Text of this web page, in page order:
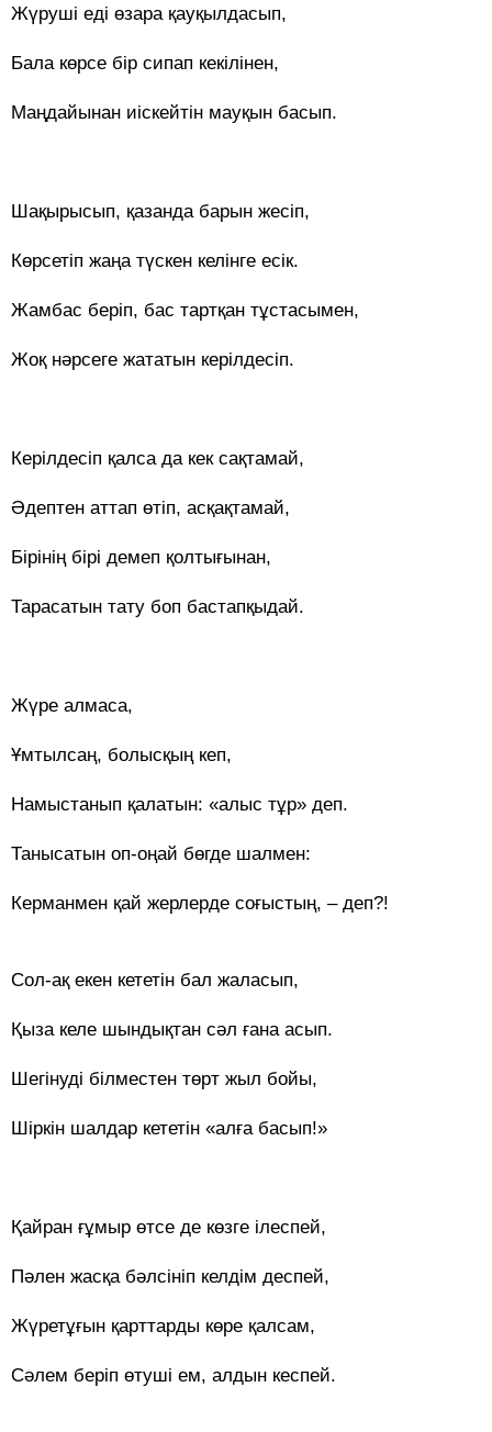
Жүруші еді өзара қауқылдасып,
Бала көрсе бір сипап кекілінен,
Маңдайынан иіскейтін мауқын басып.
Шақырысып, қазанда барын жесіп,
Көрсетіп жаңа түскен келінге есік.
Жамбас беріп, бас тартқан тұстасымен,
Жоқ нәрсеге жататын керілдесіп.
Керілдесіп қалса да кек сақтамай,
Әдептен аттап өтіп, асқақтамай,
Бірінің бірі демеп қолтығынан,
Тарасатын тату боп бастапқыдай.
Жүре алмаса,
Ұмтылсаң, болысқың кеп,
Намыстанып қалатын: «алыс тұр» деп.
Танысатын оп-оңай бөгде шалмен:
Керманмен қай жерлерде соғыстың, – деп?!
Сол-ақ екен кететін бал жаласып,
Қыза келе шындықтан сәл ғана асып.
Шегінуді білместен төрт жыл бойы,
Шіркін шалдар кететін «алға басып!»
Қайран ғұмыр өтсе де көзге ілеспей,
Пәлен жасқа бәлсініп келдім деспей,
Жүретұғын қарттарды көре қалсам,
Сәлем беріп өтуші ем, алдын кеспей.